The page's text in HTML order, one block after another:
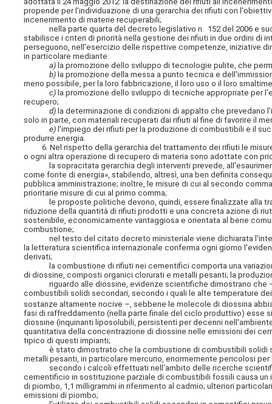
propende per l'individuazione di una gerarchia dei rifiuti con
incenerimento di materie recuperabili;
nella parte quarta del decreto legislativo n. 152 del 2006 e
stabilisce i criteri di priorità nella gestione dei rifiuti in due ordini di
perseguono, nell'esercizio delle rispettive competenze, iniziative
in particolare mediante:
a) la promozione dello sviluppo di tecnologie pulite, che
b) la promozione della messa a punto tecnica e
meno possibile, per la loro fabbricazione, il loro uso o il loro
c) la promozione dello sviluppo di tecniche appropriate per
recupero;
d) la determinazione di condizioni di appalto che
solo in parte, con materiali recuperati dai rifiuti al fine di favorire il
e) l'impiego dei rifiuti per la produzione di combustibili e il
produrre energia.
6. Nel rispetto della gerarchia del trattamento dei rifiuti le
o ogni altra operazione di recupero di materia sono adottate con
la sopracitata gerarchia degli interventi prevede,
come fonte di energia», stabilendo, altresì, una ben definita
pubblica amministrazione; inoltre, le misure di cui al secondo
prioritarie misure di cui al primo comma;
le proposte politiche devono, quindi, essere finalizzate alla
riduzione della quantità di rifiuti prodotti e una concreta azione di
sostenibile, economicamente vantaggiosa e orientata al bene
combustione;
nel testo del citato decreto ministeriale viene dichiarata
la letteratura scientifica internazionale conferma ogni giorno
derivati;
la combustione di rifiuti nei cementifici comporta una
di diossine, composti organici clorurati e metalli pesanti; la
riguardo alle diossine, evidenze scientifiche dimostrano che –
combustibili solidi secondari, secondo i quali le alte temperature
sostanze altamente nocive –, sebbene le molecole di diossina
fasi di raffreddamento (nella parte finale del ciclo produttivo) esse
diossine (inquinanti liposolubili, persistenti per decenni
quantitativa della concentrazione di diossine nelle emissioni dei
tipico di questi impianti;
è stato dimostrato che la combustione di combustibili solidi
metalli pesanti, in particolare mercurio, enormemente pericolosi per
secondo i calcoli effettuati nell'ambito delle ricerche
cementificio in sostituzione parziale di combustibili fossili causa un
di piombo, 1,1 milligrammi in riferimento al cadmio; ulteriori
emissioni di piombo;